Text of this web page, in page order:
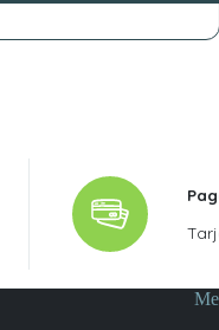
era:
es: